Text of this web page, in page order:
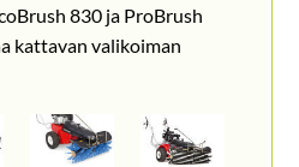
830 ja ProBrush
kattavan valikoiman